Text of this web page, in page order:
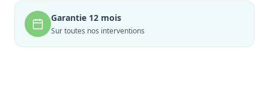
Garantie 12 mois
Sur toutes nos interventions